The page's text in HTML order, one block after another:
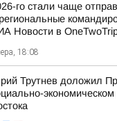
го стали чаще
Новости в
18:08
Трутнев доложил